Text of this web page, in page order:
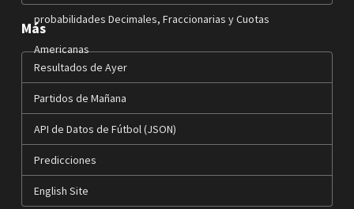
probabilidades Decimales, Fraccionarias y Cuotas
Americanas
Más
Resultados de Ayer
Partidos de Mañana
API de Datos de Fútbol (JSON)
Predicciones
English Site